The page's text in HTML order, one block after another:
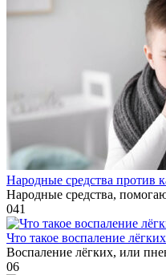
Народные средства против
Народные средства,
041
Что такое воспаление
Воспаление лёгких, или
06